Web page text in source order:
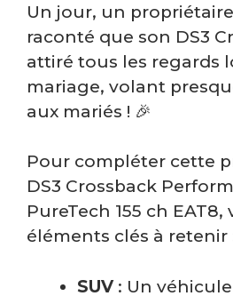
Un jour, un
raconté que son DS3
attiré tous les regards
mariage, volant
aux mariés ! 🎉
Pour compléter cette
DS3 Crossback
PureTech 155 ch
éléments clés à retenir
SUV: Un